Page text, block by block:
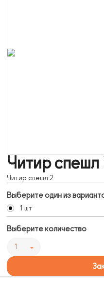
Читир спешл
Читир спешл 2
Выберите один из
1 шт
Выберите количество
1